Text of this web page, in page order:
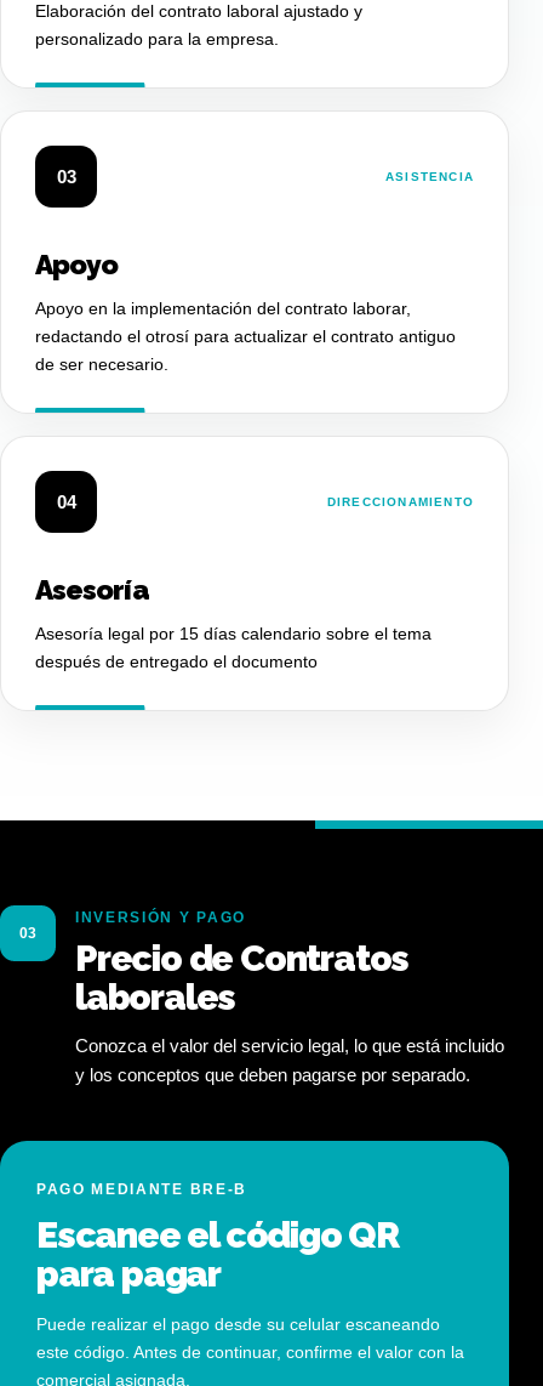
Elaboración del contrato laboral ajustado y
personalizado para la empresa.
03 ASISTENCIA
Apoyo
Apoyo en la implementación del contrato laborar,
redactando el otrosí para actualizar el contrato antiguo
de ser necesario.
04 DIRECCIONAMIENTO
Asesoría
Asesoría legal por 15 días calendario sobre el tema
después de entregado el documento
03
INVERSIÓN Y PAGO
Precio de Contratos
laborales
Conozca el valor del servicio legal, lo que está incluido
y los conceptos que deben pagarse por separado.
PAGO MEDIANTE BRE-B
Escanee el código QR
para pagar
Puede realizar el pago desde su celular escaneando
este código. Antes de continuar, confirme el valor con la
comercial asignada.